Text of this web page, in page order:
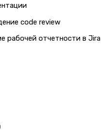
code review
рабочей отчетности в Jira